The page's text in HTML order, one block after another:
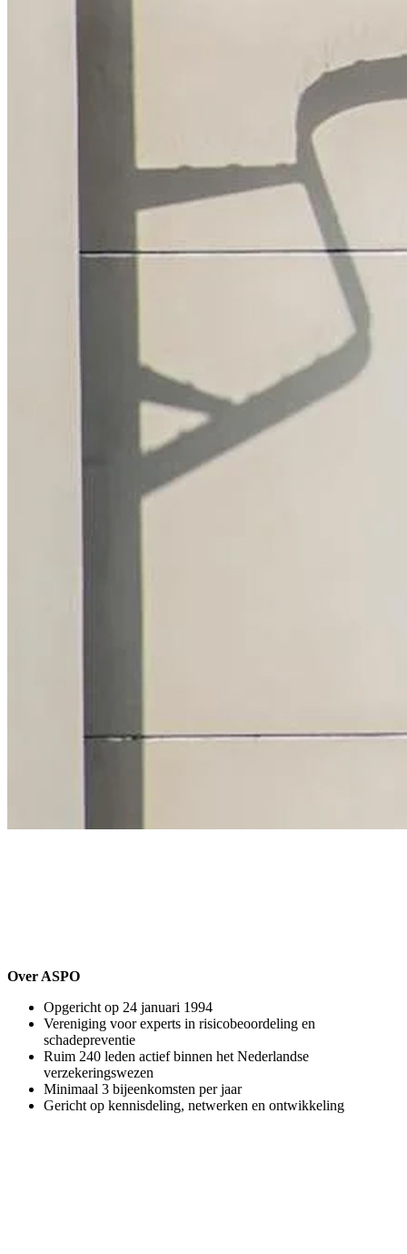
Over ASPO
Opgericht op 24 januari 1994
Vereniging voor experts in risicobeoordeling en
schadepreventie
Ruim 240 leden actief binnen het Nederlandse
verzekeringswezen
Minimaal 3 bijeenkomsten per jaar
Gericht op kennisdeling, netwerken en ontwikkeling